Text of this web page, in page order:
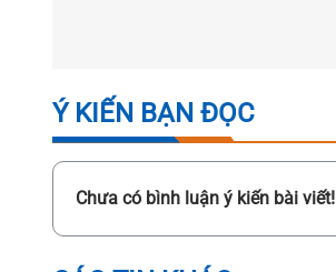
Ý KIẾN BẠN ĐỌC
Chưa có bình luận ý kiến bài viết!